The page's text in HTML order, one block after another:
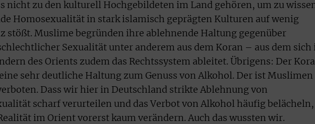
nicht zu den kulturell Hochgebildeten im Land gehören, um zu
Homosexualität in stark islamisch geprägten Kulturen auf wenig
stößt. Muslime begründen ihre ablehnende Haltung gegenüber
Sexualität unter anderem aus dem Koran – aus dem sich
des Orients zudem das Rechtssystem ableitet. Übrigens: Der
sehr deutliche Haltung zum Genuss von Alkohol. Der ist Muslimen
Dass wir hier in Deutschland strikte Ablehnung von
scharf verurteilen und das Verbot von Alkohol häufig belächeln,
im Orient vorerst kaum verändern. Auch das wussten wir.